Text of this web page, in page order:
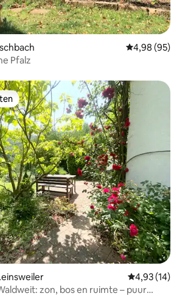
Gemiddelde
4,98 (95)
Pfalz
Gemiddelde
4,93 (14)
zon, bos en ruimte – puur